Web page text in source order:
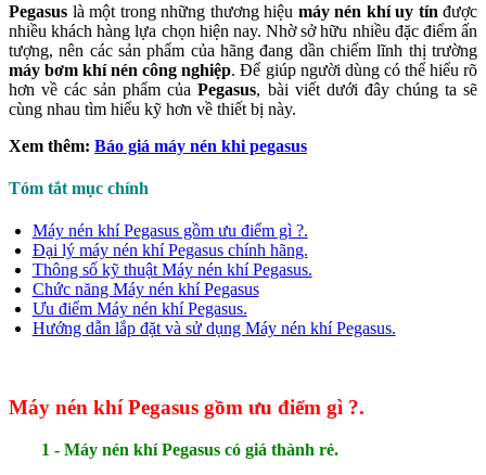
Pegasus là một trong những thương hiệu máy nén khí uy tín được
nhiều khách hàng lựa chọn hiện nay. Nhờ sở hữu nhiều đặc điểm ấn
tượng, nên các sản phẩm của hãng đang dần chiếm lĩnh thị trường
máy bơm khí nén công nghiệp. Để giúp người dùng có thể hiểu rõ
hơn về các sản phẩm củaPegasus, bài viết dưới đây chúng ta sẽ
cùng nhau tìm hiểu kỹ hơn về thiết bị này.
Xem thêm: Báo giá máy nén khi pegasus
Tóm tắt mục chính
Máy nén khí Pegasus gồm ưu điểm gì ?.
Đại lý máy nén khí Pegasus chính hãng.
Thông số kỹ thuật Máy nén khí Pegasus.
Chức năng Máy nén khí Pegasus
Ưu điểm Máy nén khí Pegasus.
Hướng dẫn lắp đặt và sử dụng Máy nén khí Pegasus.
Máy nén khí Pegasus gồm ưu điểm gì ?.
1 - Máy nén khí Pegasus có giá thành rẻ.